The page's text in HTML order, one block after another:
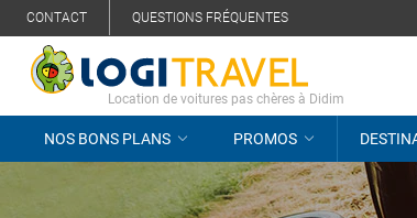
CONTACT QUESTIONS FRÉQUENTES
Location de voitures pas chères à Didim
NOS BONS PLANS PROMOS